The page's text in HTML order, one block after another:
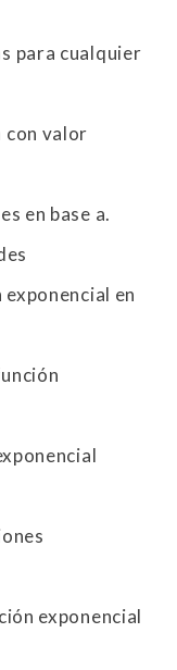
para cualquier
con valor
en base a.
en
exponencial